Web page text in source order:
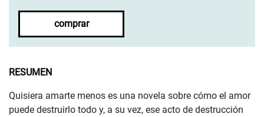
comprar
RESUMEN
Quisiera amarte menos es una novela sobre cómo el amor
puede destruirlo todo y, a su vez, ese acto de destrucción